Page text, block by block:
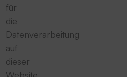
für
die
Datenverarbeitung
auf
dieser